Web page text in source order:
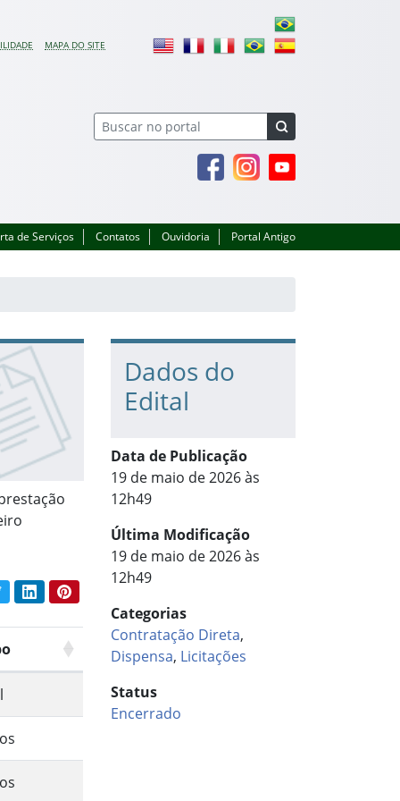
MAPA DO SITE
FacebookInstagramYoutube
de Serviços Contatos Ouvidoria Portal Antigo
conteúdo:
TwitterLinkedInPinterest
Dados do
Edital
Data de Publicação
19 de maio de 2026 às
12h49
Última Modificação
19 de maio de 2026 às
12h49
Categorias
Contratação Direta,
Dispensa, Licitações
Status
Encerrado